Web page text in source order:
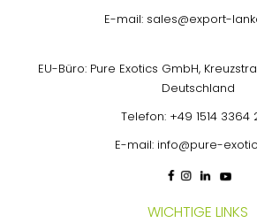
E-mail: sales@export-
EU-Büro: Pure Exotics GmbH,
Deutschland
Telefon: +49 1514 3364
E-mail: info@pure-
WICHTIGE LINKS